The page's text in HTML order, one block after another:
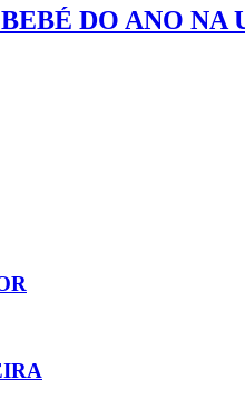
DO ANO NA